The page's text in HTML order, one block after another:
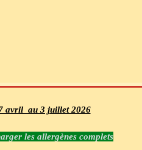
avril au 3 juillet 2026
les allergènes complets